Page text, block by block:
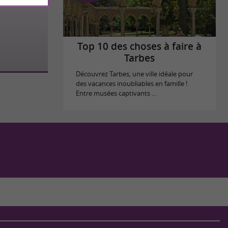
Top 10 des choses à faire à
Tarbes
Découvrez Tarbes, une ville idéale pour
des vacances inoubliables en famille !
Entre musées captivants ...